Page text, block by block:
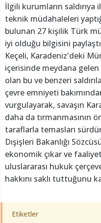
İlgili kurumların
teknik müdahaleleri
bulunan 27 kişilik Türk
iyi olduğu bilgisini
Keçeli, Karadeniz'deki
içerisinde meydana gelen
olan bu ve benzeri
çevre emniyeti
vurgulayarak, savaşın
daha da tırmanmasının
taraflarla temasları
Dışişleri Bakanlığı
ekonomik çıkar ve
uluslararası hukuk
hakkını saklı tuttuğunu
Etiketler